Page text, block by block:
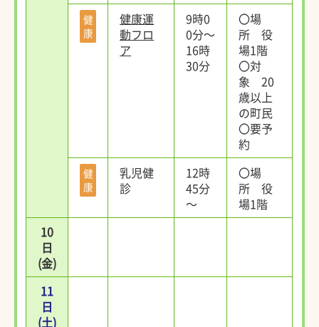
健
康
健康運
動フロ
ア
9時0
0分～
16時
30分
〇場
所 役
場1階
〇対
象 20
歳以上
の町民
〇要予
約
健
康
乳児健
診
12時
45分
～
〇場
所 役
場1階
10
日
(金)
11
日
(土)